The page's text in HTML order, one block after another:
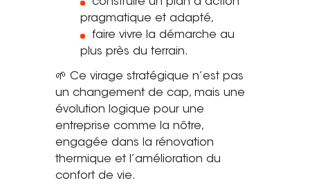
Actualités
Guide rénovation
pragmatique et adapté,
faire vivre la démarche au
plus près du terrain.
🌱 Ce virage stratégique n’est pas
un changement de cap, mais une
évolution logique pour une
entreprise comme la nôtre,
engagée dans la rénovation
thermique et l’amélioration du
confort de vie.